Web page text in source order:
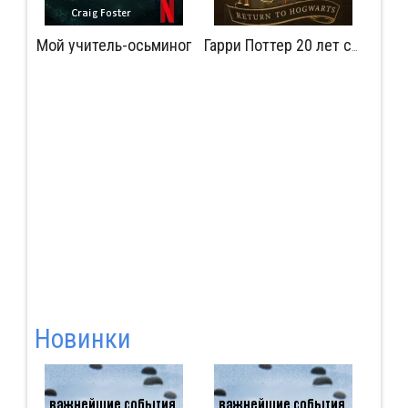
Мой учитель-осьминог
Новинки